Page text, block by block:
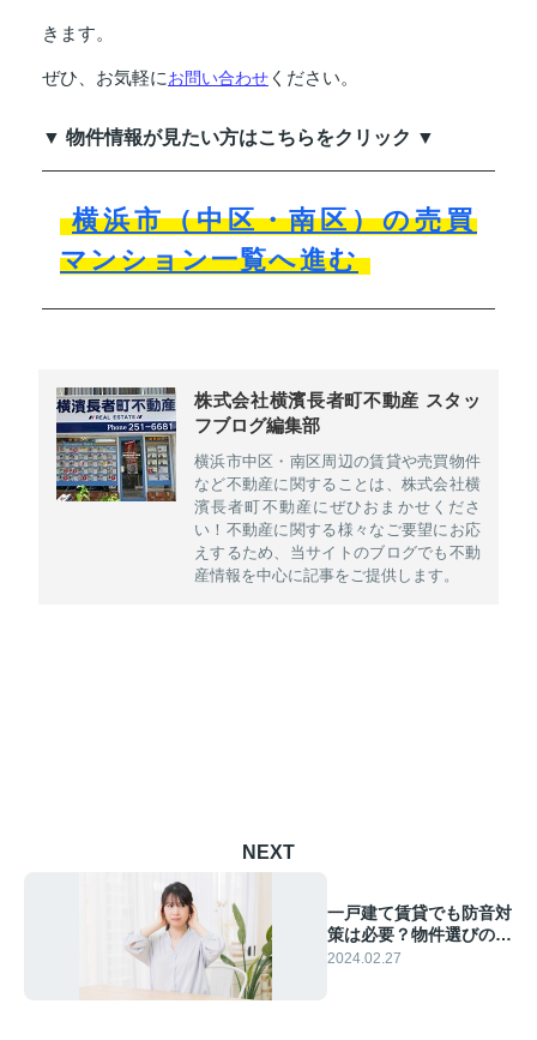
きます。
ぜひ、お気軽にお問い合わせ ください。
▼ 物件情報が見たい方はこちらをクリック ▼
横浜市（中区・南区）の売買
マンション一覧へ進む
株式会社横濱長者町不動産 スタッ
フブログ編集部
横浜市中区・南区周辺の賃貸や売買物件
など不動産に関することは、株式会社横
濱長者町不動産にぜひおまかせくださ
い！不動産に関する様々なご要望にお応
えするため、当サイトのブログでも不動
産情報を中心に記事をご提供します。
NEXT
一戸建て賃貸でも防音対
策は必要？物件選びのポ
イントも解説
2024.02.27